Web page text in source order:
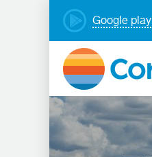
Google play